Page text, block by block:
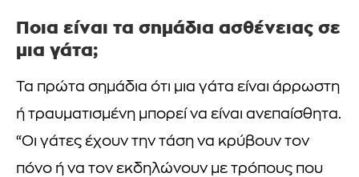
Ποια είναι τα σημάδια ασθένειας σε
μια γάτα;
Τα πρώτα σημάδια ότι μια γάτα είναι άρρωστη
ή τραυματισμένη μπορεί να είναι ανεπαίσθητα.
“Οι γάτες έχουν την τάση να κρύβουν τον
πόνο ή να τον εκδηλώνουν με τρόπους που